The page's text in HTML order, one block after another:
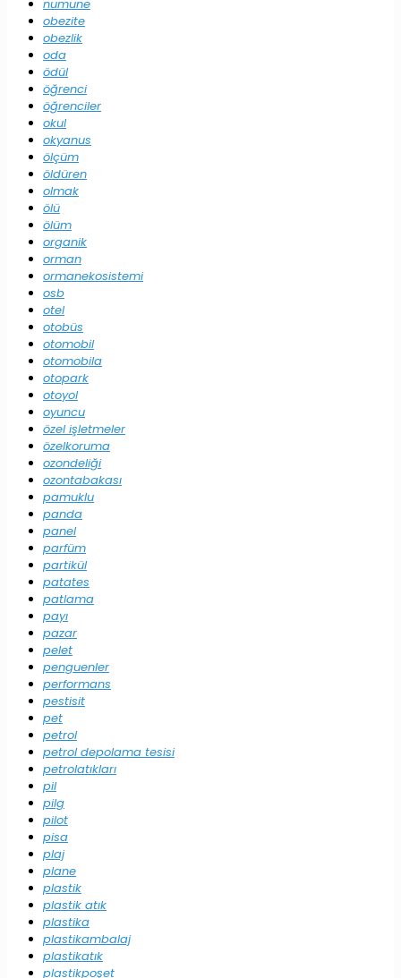
numune
obezite
obezlik
oda
ödül
öğrenci
öğrenciler
okul
okyanus
ölçüm
öldüren
olmak
ölü
ölüm
organik
orman
ormanekosistemi
osb
otel
otobüs
otomobil
otomobila
otopark
otoyol
oyuncu
özel işletmeler
özelkoruma
ozondeliği
ozontabakası
pamuklu
panda
panel
parfüm
partikül
patates
patlama
payı
pazar
pelet
penguenler
performans
pestisit
pet
petrol
petrol depolama tesisi
petrolatıkları
pil
pilg
pilot
pisa
plaj
plane
plastik
plastik atık
plastika
plastikambalaj
plastikatık
plastikpoşet